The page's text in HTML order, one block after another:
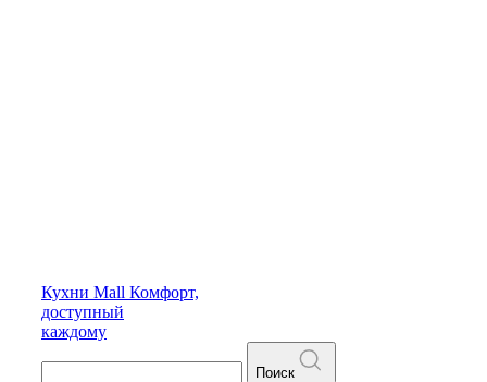
Кухни Mall Комфорт,
доступный
каждому
Поиск